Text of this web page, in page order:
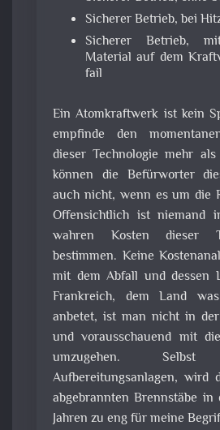
Sicherer Betrieb, bei
Sicherer Betrieb,
Material auf dem
fail
Ein Atomkraftwerk ist kein
empfinde den
dieser Technologie mehr
können die Befürworter
auch nicht, wenn es um die
Offensichtlich ist niemand
wahren Kosten dieser
bestimmen. Keine
mit dem Abfall und dessen
Frankreich, dem Land
anbetet, ist man nicht in
und vorausschauend mit
umzugehen.
Aufbereitungsanlagen, wird
abgebrannten Brennstäbe in
Jahren zu eng für meine